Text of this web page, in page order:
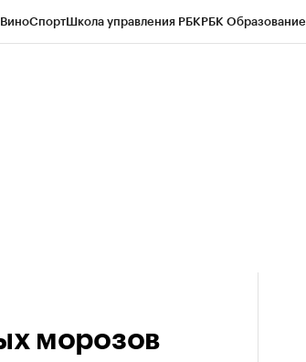
СпортШкола управления РБКРБК Образование
морозов